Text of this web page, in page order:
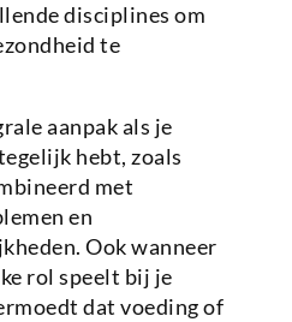
disciplines om
te
aanpak als je
hebt, zoals
met
en
Ook wanneer
rol speelt bij je
dat voeding of